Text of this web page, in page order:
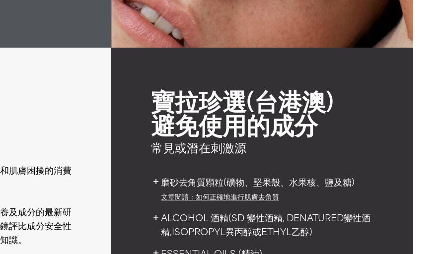
肌膚困擾的消費
及成分的最新研
評比成分安全性
識。
寶拉珍選(台港澳)
避免使用的成分
常見或潛在刺激源
add 磨砂去角質顆粒(礦物、堅果殼、水果核、鹽及糖)
文章閱讀：如何正確地進行肌膚去角質
add ALCOHOL 酒精(SD 變性酒精, DENATURED變性酒
精,ISOPROPYL異丙醇或ETHYL乙醇)